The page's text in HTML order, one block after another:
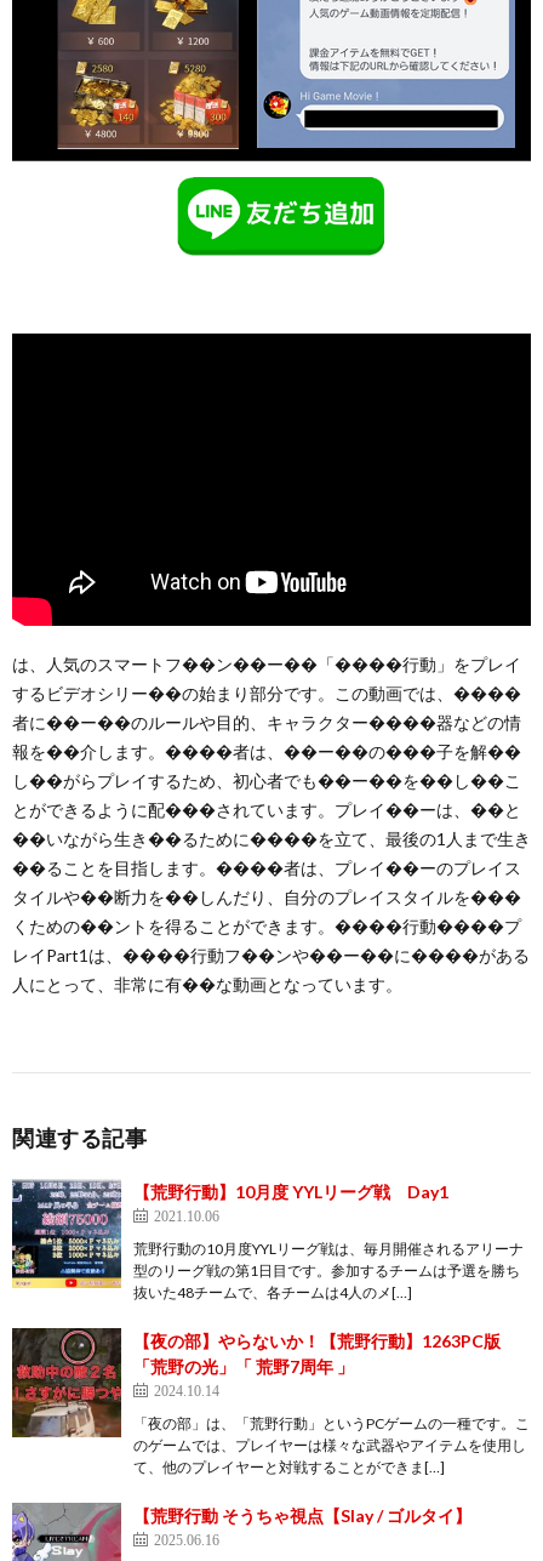
は、人気のスマートフ��ン��ー��「����行動」をプレイ
するビデオシリー��の始まり部分です。この動画では、����
者に��ー��のルールや目的、キャラクター����器などの情
報を��介します。����者は、��ー��の���子を解��
し��がらプレイするため、初心者でも��ー��を��し��こ
とができるように配���されています。プレイ��ーは、��と
��いながら生き��るために����を立て、最後の1人まで生き
��ることを目指します。����者は、プレイ��ーのプレイス
タイルや��断力を��しんだり、自分のプレイスタイルを���
くための��ントを得ることができます。����行動����プ
レイPart1は、����行動フ��ンや��ー��に����がある
人にとって、非常に有��な動画となっています。
関連する記事
【荒野行動】10月度 YYLリーグ戦 Day1
2021.10.06
荒野行動の10月度YYLリーグ戦は、毎月開催されるアリーナ
型のリーグ戦の第1日目です。参加するチームは予選を勝ち
抜いた48チームで、各チームは4人のメ[…]
【夜の部】やらないか！【荒野行動】1263PC版
「荒野の光」「 荒野7周年 」
2024.10.14
「夜の部」は、「荒野行動」というPCゲームの一種です。こ
のゲームでは、プレイヤーは様々な武器やアイテムを使用し
て、他のプレイヤーと対戦することができま[…]
【荒野行動 そうちゃ視点【Slay / ゴルタイ】
2025.06.16